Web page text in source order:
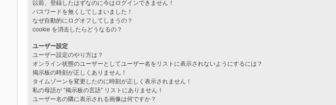
以前、登録したはずなのに今はログインできません！
パスワードを無くしてしまいました！
なぜ自動的にログオフしてしまうの？
cookie を消去したらどうなるの？
ユーザー設定
ユーザー設定のやり方は？
オンライン状態のユーザーとしてユーザー名をリストに表示されないようにするには？
掲示板の時刻が正しくありません！
タイムゾーンを変更したのに時刻が正しく表示されません！
私の母語が “掲示板の言語” リストにありません！
ユーザー名の隣に表示される画像は何ですか？